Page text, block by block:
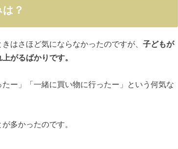
？
はさほど気にならなかったのですが、 子どもが
がるばかりです。
ー」「一緒に買い物に行ったー」という何気な
多かったのです。